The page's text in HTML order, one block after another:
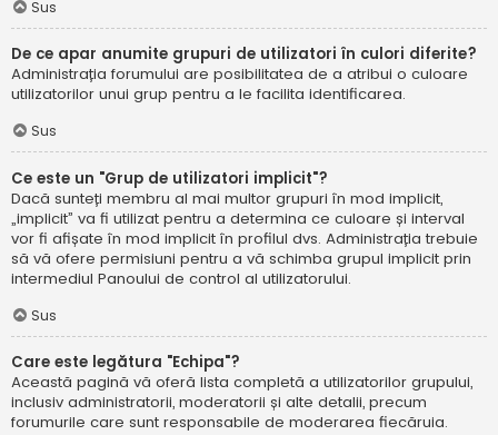
Sus
De ce apar anumite grupuri de utilizatori în culori diferite?
Administrația forumului are posibilitatea de a atribui o culoare
utilizatorilor unui grup pentru a le facilita identificarea.
Sus
Ce este un "Grup de utilizatori implicit"?
Dacă sunteți membru al mai multor grupuri în mod implicit,
„implicit” va fi utilizat pentru a determina ce culoare și interval
vor fi afișate în mod implicit în profilul dvs. Administrația trebuie
să vă ofere permisiuni pentru a vă schimba grupul implicit prin
intermediul Panoului de control al utilizatorului.
Sus
Care este legătura "Echipa"?
Această pagină vă oferă lista completă a utilizatorilor grupului,
inclusiv administratorii, moderatorii și alte detalii, precum
forumurile care sunt responsabile de moderarea fiecăruia.